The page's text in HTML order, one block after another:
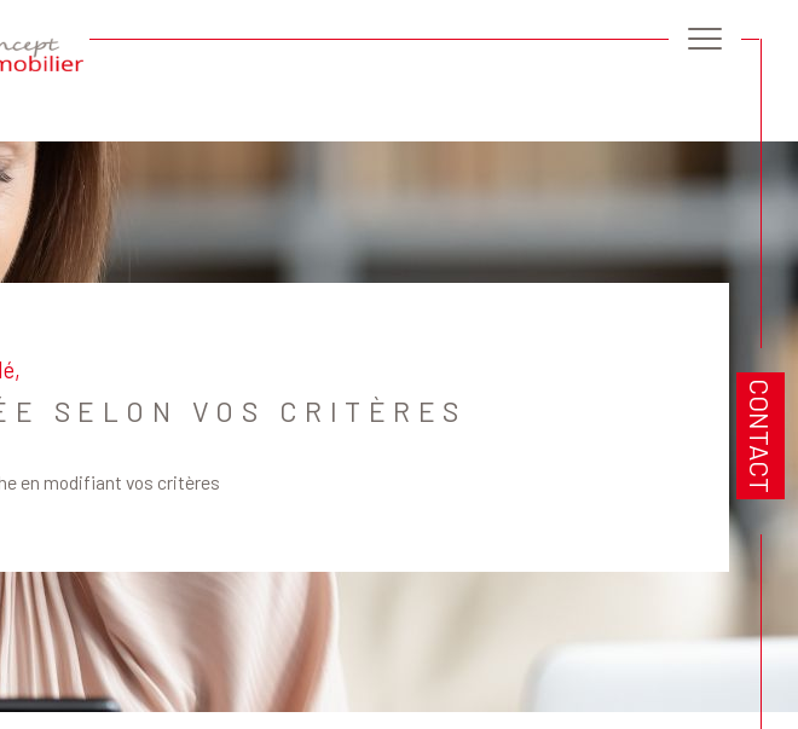
CONTACT
LOYER
Réinitialiser les filtres
SELON VOS CRITÈRES
en modifiant vos critères